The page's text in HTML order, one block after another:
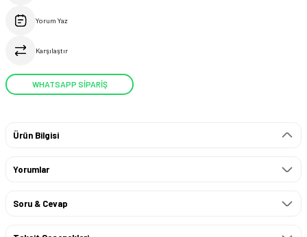
Yorum Yaz
Karşılaştır
WHATSAPP SİPARİŞ
Ürün Bilgisi
Yorumlar
Soru & Cevap